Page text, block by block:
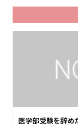
医学部受験を辞め